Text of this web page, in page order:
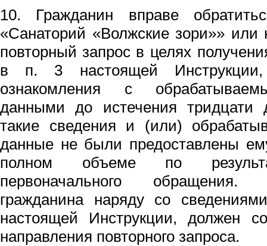
10. Гражданин вправе
«Санаторий «Волжские зори»» или
повторный запрос в целях
в п. 3 настоящей
ознакомления с
данными до истечения тридцати
такие сведения и (или)
данные не были предоставлены
полном объеме по
первоначального
гражданина наряду со
настоящей Инструкции, должен
направления повторного запроса.